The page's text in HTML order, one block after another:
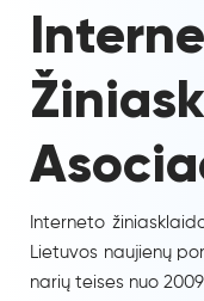
Interneto
Lietuvos naujienų
narių teises nuo